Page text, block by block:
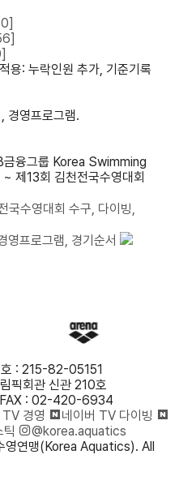
용: 누락인원 추가, 기준기록
경영프로그램.
융그룹 Korea Swimming
13회 김천전국수영대회
국수영대회 수구, 다이빙,
영프로그램, 경기순서
호 : 215-82-05151
픽회관 신관 210호
FAX : 02-420-6934
TV 경영
네이버 TV 다이빙
@korea.aquatics
연맹(Korea Aquatics). All